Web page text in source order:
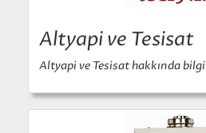
Altyapi ve Tesisat
Altyapi ve Tesisat hakkında bilgi